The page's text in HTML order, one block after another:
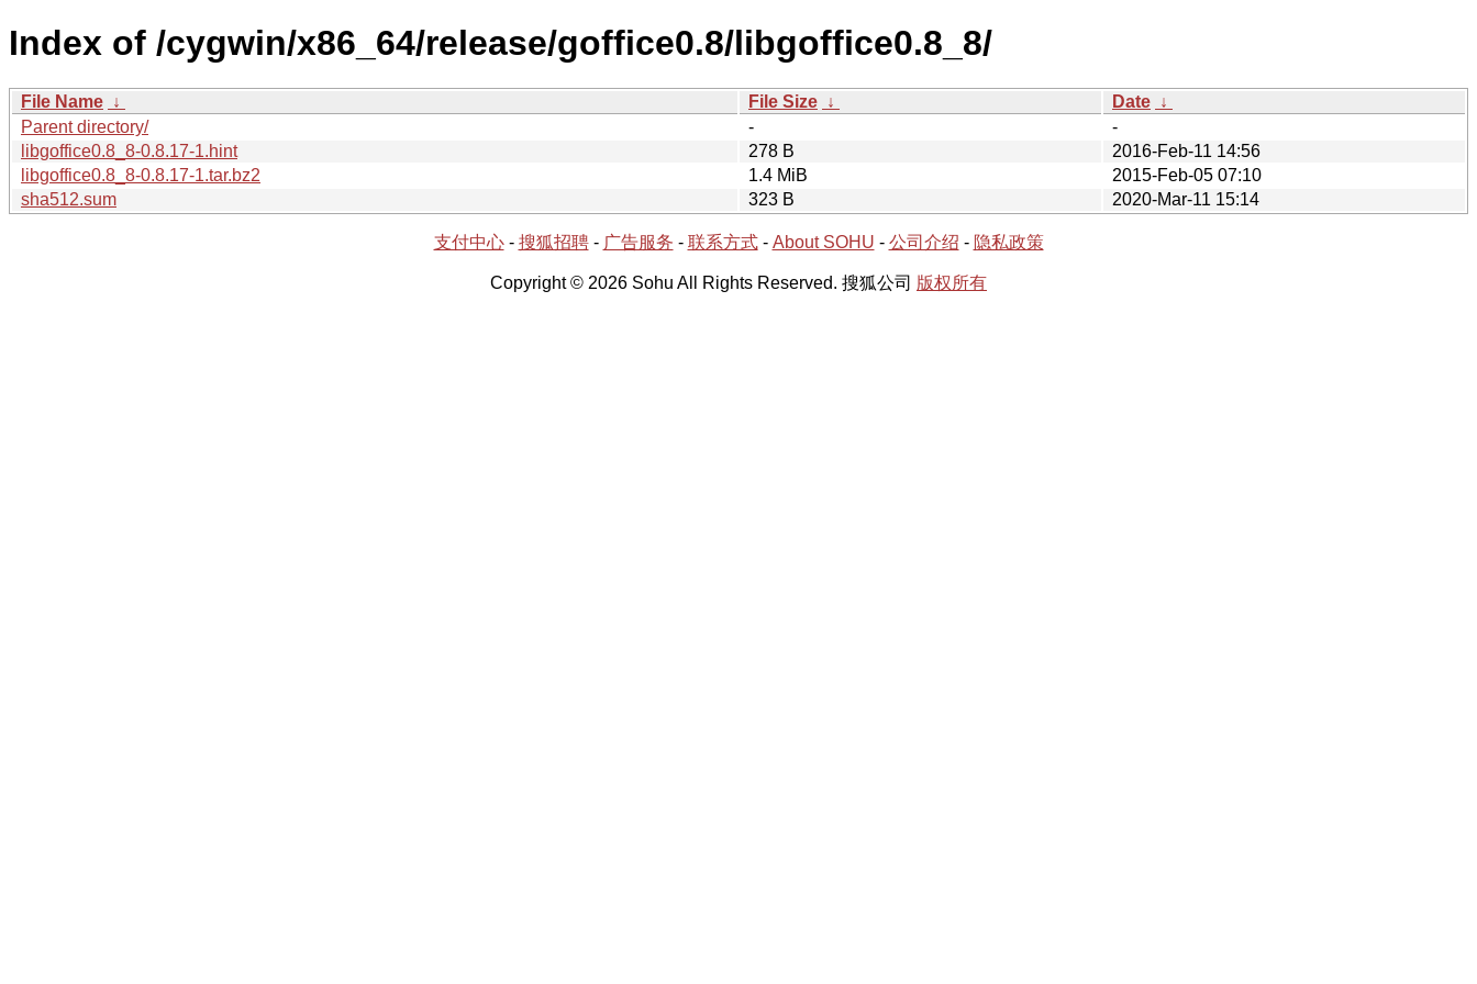
Index of /cygwin/x86_64/release/goffice0.8/libgoffice0.8_8/
File Name ↓ File Size ↓ Date ↓
Parent directory/
-
-
libgoffice0.8_8-0.8.17-1.hint
278 B
2016-Feb-11 14:56
libgoffice0.8_8-0.8.17-1.tar.bz2
1.4 MiB
2015-Feb-05 07:10
sha512.sum
323 B 2020-Mar-11 15:14
支付中心- 搜狐招聘- 广告服务 - 联系方式- About SOHU - 公司介绍 - 隐私政策
Copyright © 2026 Sohu All Rights Reserved. 搜狐公司 版权所有